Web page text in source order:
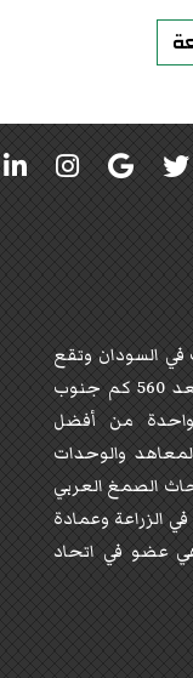
السودان وتقع
في مدينة الأبيض بولاية شمال كردفان على بعد 560 كم جنوب
تأسست عام 1990 وهي واحدة من أفضل
والوحدات
الصمغ العربي
الزراعة وعمادة
هي عضو في اتحاد